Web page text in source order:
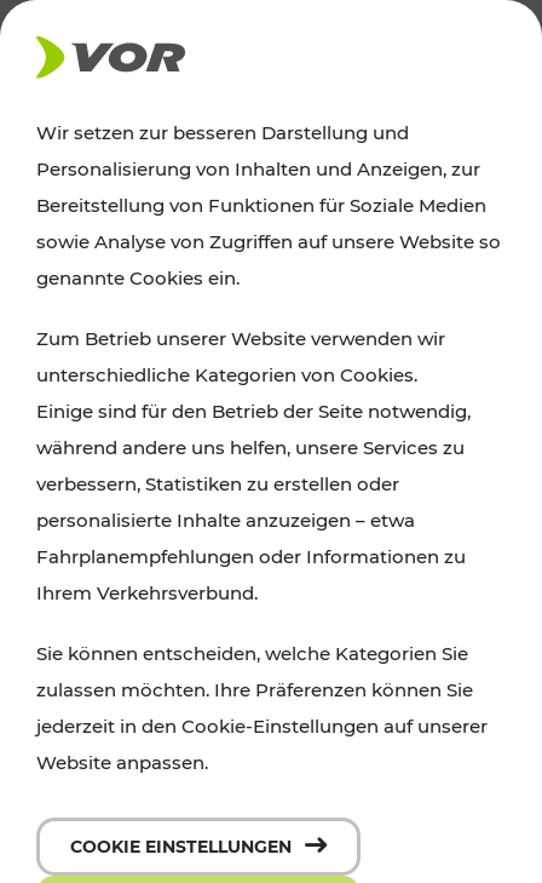
FAHRPLAN BUS & BAHN
Haltestellenaushang
Geben Sie ins Suchfeld die gewünschte Haltestelle
angezeigt, welche dort halten.
Bitte beachten Sie, dass aktuell keine
Haltestellenaushänge der ÖBB-Haltestellen zum
Abruf verfügbar sind.
Wir setzen zur besseren Darstellung und
Personalisierung von Inhalten und Anzeigen, zur
Bereitstellung von Funktionen für Soziale Medien
sowie Analyse von Zugriffen auf unsere Website so
genannte Cookies ein.
Zum Betrieb unserer Website verwenden wir
unterschiedliche Kategorien von Cookies.
Einige sind für den Betrieb der Seite notwendig,
während andere uns helfen, unsere Services zu
verbessern, Statistiken zu erstellen oder
personalisierte Inhalte anzuzeigen – etwa
Fahrplanempfehlungen oder Informationen zu
Ihrem Verkehrsverbund.
Sie können entscheiden, welche Kategorien Sie
zulassen möchten. Ihre Präferenzen können Sie
jederzeit in den Cookie-Einstellungen auf unserer
Website anpassen.
COOKIE EINSTELLUNGEN